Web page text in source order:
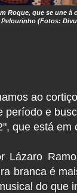
Roque, que se une à
(Fotos:
ao
e
que está em
Lázaro
branca é
do que